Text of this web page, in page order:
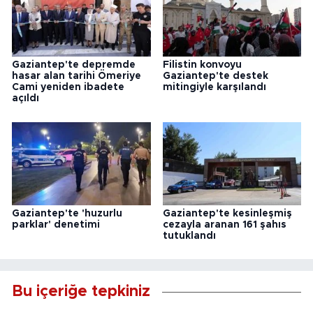
Gaziantep'te depremde
hasar alan tarihi Ömeriye
Cami yeniden ibadete
açıldı
Filistin konvoyu
Gaziantep'te destek
mitingiyle karşılandı
Gaziantep'te 'huzurlu
parklar' denetimi
Gaziantep'te kesinleşmiş
cezayla aranan 161 şahıs
tutuklandı
Bu içeriğe tepkiniz